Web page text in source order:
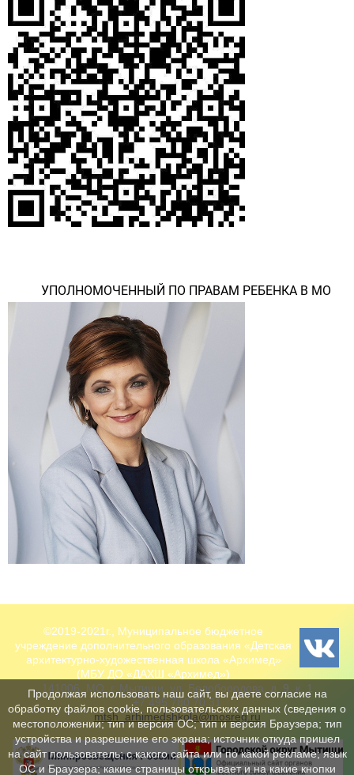
УПОЛНОМОЧЕННЫЙ ПО ПРАВАМ РЕБЕНКА В МО
©2019-2021г., Муниципальное бюджетное
учреждение дополнительного образования «Детская
архитектурно-художественная школа «Архимед»
(МБУ ДО «ДАХШ «Архимед»)
141006, МО, г. Мытищи, ул. Белобородова, д. 9, к. 1
+7 495 780 70 31
mtsh_arhimedshkola@mosreg.ru
Продолжая использовать наш сайт, вы даете согласие на
обработку файлов cookie, пользовательских данных (сведения о
местоположении; тип и версия ОС; тип и версия Браузера; тип
устройства и разрешение его экрана; источник откуда пришел
на сайт пользователь; с какого сайта или по какой рекламе; язык
ОС и Браузера; какие страницы открывает и на какие кнопки